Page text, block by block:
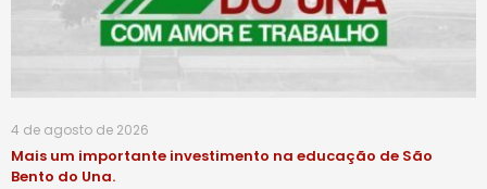
4 de agosto de 2026
Mais um importante investimento na educação de São
Bento do Una.